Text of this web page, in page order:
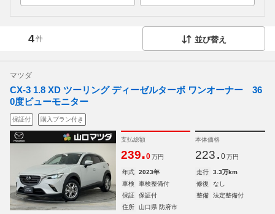
4件 並び替え
マツダ
CX-3 1.8 XD ツーリング ディーゼルターボ ワンオーナー 36
0度ビューモニター
保証付 購入プラン付き
支払総額
239.0 万円
本体価格
223. 0 万円
年式 2023年 走行
3.3万km
車検
車検整備付 修復
なし
保証
保証付 整備
法定整備付
住所
山口県 防府市